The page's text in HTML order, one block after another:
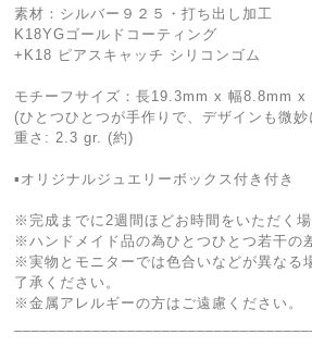
素材：シルバー９２５・打ち出し加工
K18YGゴールドコーティング
+K18 ピアスキャッチ シリコンゴム
モチーフサイズ：長19.3mm x 幅8.8mm x
(ひとつひとつが手作りで、デザインも微
重さ: 2.3 gr. (約)
▪︎オリジナルジュエリーボックス付き付き
※完成までに2週間ほどお時間をいただく場
※ハンドメイド品の為ひとつひとつ若干の
※実物とモニターでは色合いなどが異なる
了承ください。
※金属アレルギーの方はご遠慮ください。